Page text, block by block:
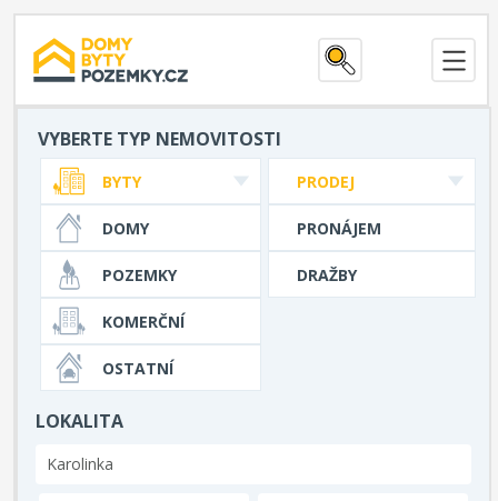
VYBERTE TYP NEMOVITOSTI
PRODEJ
PRONÁJEM
DRAŽBY
BYTY
DOMY
POZEMKY
KOMERČNÍ
OSTATNÍ
LOKALITA